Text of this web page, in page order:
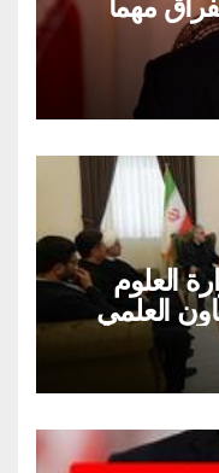
مهما
العلوم
العلمي